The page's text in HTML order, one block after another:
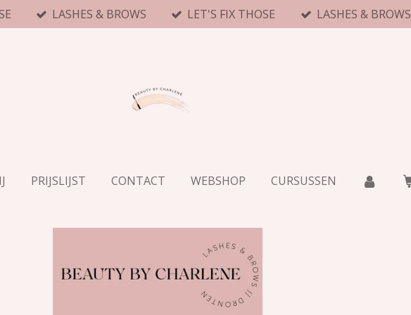
LASHES & BROWS LET'S FIX THOSE LASHES & BROWS
PRIJSLIJST CONTACT WEBSHOP CURSUSSEN